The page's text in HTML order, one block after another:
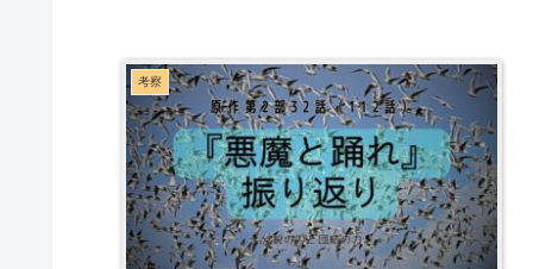
考察